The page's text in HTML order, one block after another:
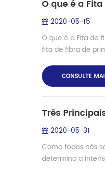
O que é a
2020-05-15
O que é a Fita de
fita de fibra de
CONSULTE
Três
2020-05-31
Como todos nós
determina a